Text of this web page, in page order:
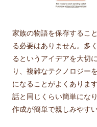
家族の物語を保存するこ
る必要はありません。多
るというアイデアを大切
り、複雑なテクノロジー
になることがよくありま
話と同じくらい簡単にな
作成が簡単で親しみやす